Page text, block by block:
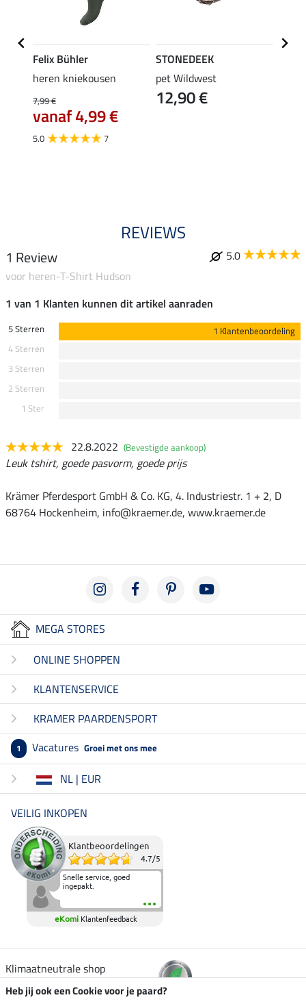
Felix Bühler
heren kniekousen
7,99 €
vanaf 4,99 €
5.0 7
STONEDEEK
pet Wildwest
12,90 €
REVIEWS
1 Review
5.0
voor heren-T-Shirt Hudson
1 van 1 Klanten kunnen dit artikel aanraden
5 Sterren
1 Klantenbeoordeling
4 Sterren
3 Sterren
2 Sterren
1 Ster
22.8.2022 (Bevestigde aankoop)
Leuk tshirt, goede pasvorm, goede prijs
Krämer Pferdesport GmbH & Co. KG, 4. Industriestr. 1 + 2, D
68764 Hockenheim, info@kraemer.de, www.kraemer.de
MEGA STORES
ONLINE SHOPPEN
KLANTENSERVICE
KRAMER PAARDENSPORT
1 Vacatures Groei met ons mee
NL | EUR
VEILIG INKOPEN
Klantbeoordelingen
4.7/5
Snelle service, goed
ingepakt.
eKomi Klantenfeedback
Klimaatneutrale shop
Heb jij ook een Cookie voor je paard?